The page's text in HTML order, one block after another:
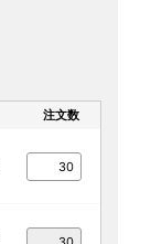
注文数